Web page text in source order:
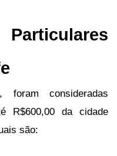
consideradas
R$600,00 da cidade
são: